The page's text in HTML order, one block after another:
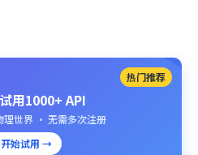
热门推荐
用1000+ API
理世界 · 无需多次注册
始试用 →